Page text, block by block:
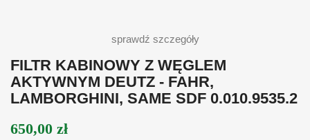
sprawdź szczegóły
FILTR KABINOWY Z WĘGLEM
AKTYWNYM DEUTZ - FAHR,
LAMBORGHINI, SAME SDF 0.010.9535.2
650,00 zł